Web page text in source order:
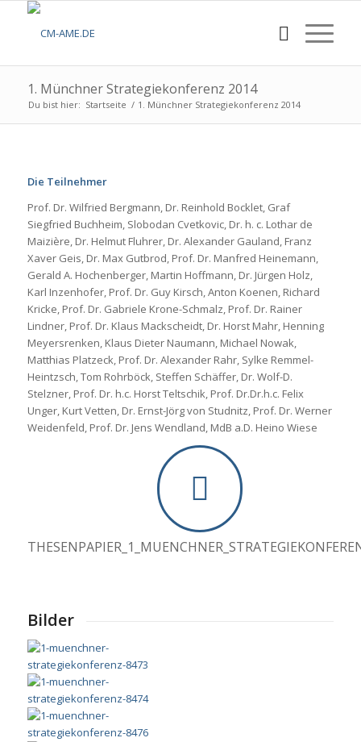
1. Münchner Strategiekonferenz 2014
Du bist hier: Startseite / 1. Münchner Strategiekonferenz 2014
Die Teilnehmer
Prof. Dr. Wilfried Bergmann, Dr. Reinhold Bocklet, Graf
Siegfried Buchheim, Slobodan Cvetkovic, Dr. h. c. Lothar de
Maizière, Dr. Helmut Fluhrer, Dr. Alexander Gauland, Franz
Xaver Geis, Dr. Max Gutbrod, Prof. Dr. Manfred Heinemann,
Gerald A. Hochenberger, Martin Hoffmann, Dr. Jürgen Holz,
Karl Inzenhofer, Prof. Dr. Guy Kirsch, Anton Koenen, Richard
Kricke, Prof. Dr. Gabriele Krone-Schmalz, Prof. Dr. Rainer
Lindner, Prof. Dr. Klaus Mackscheidt, Dr. Horst Mahr, Henning
Meyersrenken, Klaus Dieter Naumann, Michael Nowak,
Matthias Platzeck, Prof. Dr. Alexander Rahr, Sylke Remmel-
Heintzsch, Tom Rohrböck, Steffen Schäffer, Dr. Wolf-D.
Stelzner, Prof. Dr. h.c. Horst Teltschik, Prof. Dr.Dr.h.c. Felix
Unger, Kurt Vetten, Dr. Ernst-Jörg von Studnitz, Prof. Dr. Werner
Weidenfeld, Prof. Dr. Jens Wendland, MdB a.D. Heino Wiese
Bilder